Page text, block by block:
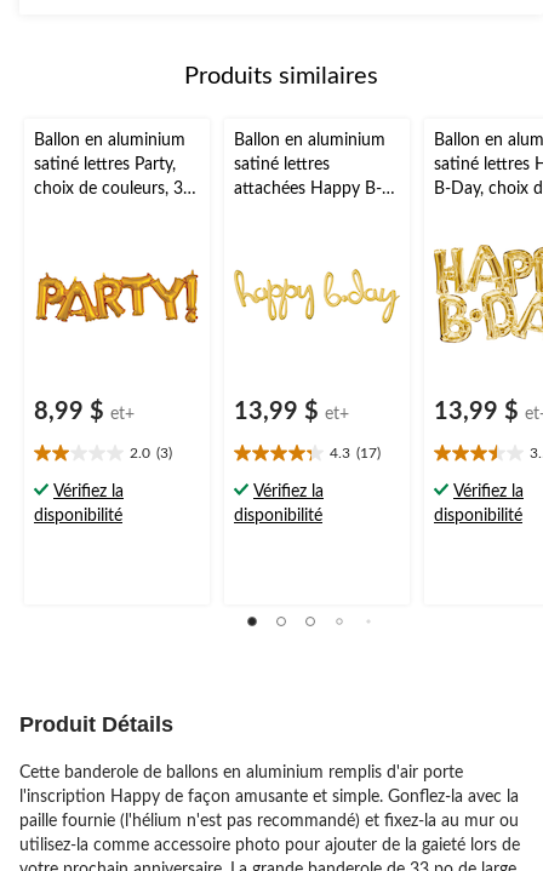
Produits similaires
Ballon en aluminium
satiné lettres Party,
choix de couleurs, 33
niversaire/retraite
8,99 $ et+
2.0 (3)
2.0
étoile(s)
sur
Vérifiez la
disponibilité
Ballon en aluminium
satiné lettres
attachées Happy B-
d'anniversaire
13,99 $ et+
4.3 (17)
4.3
étoile(s)
sur
Vérifiez la
disponibilité
Ballon en
satiné lettres
B-Day, choix
d'anniversaire
13,99 $
3.5
étoile(s)
sur
Vérifiez la
disponibilité
Produit Détails
Cette banderole de ballons en aluminium remplis d'air porte
l'inscription Happy de façon amusante et simple. Gonflez-la avec la
paille fournie (l'hélium n'est pas recommandé) et fixez-la au mur ou
utilisez-la comme accessoire photo pour ajouter de la gaieté lors de